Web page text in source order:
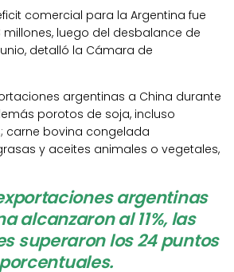
comercial para la Argentina fue
millones, luego del desbalance de
detalló la Cámara de
argentinas a China durante
porotos de soja, incluso
carne bovina congelada
y aceites animales o vegetales,
argentinas
alcanzaron al 11%, las
superaron los 24 puntos
porcentuales.